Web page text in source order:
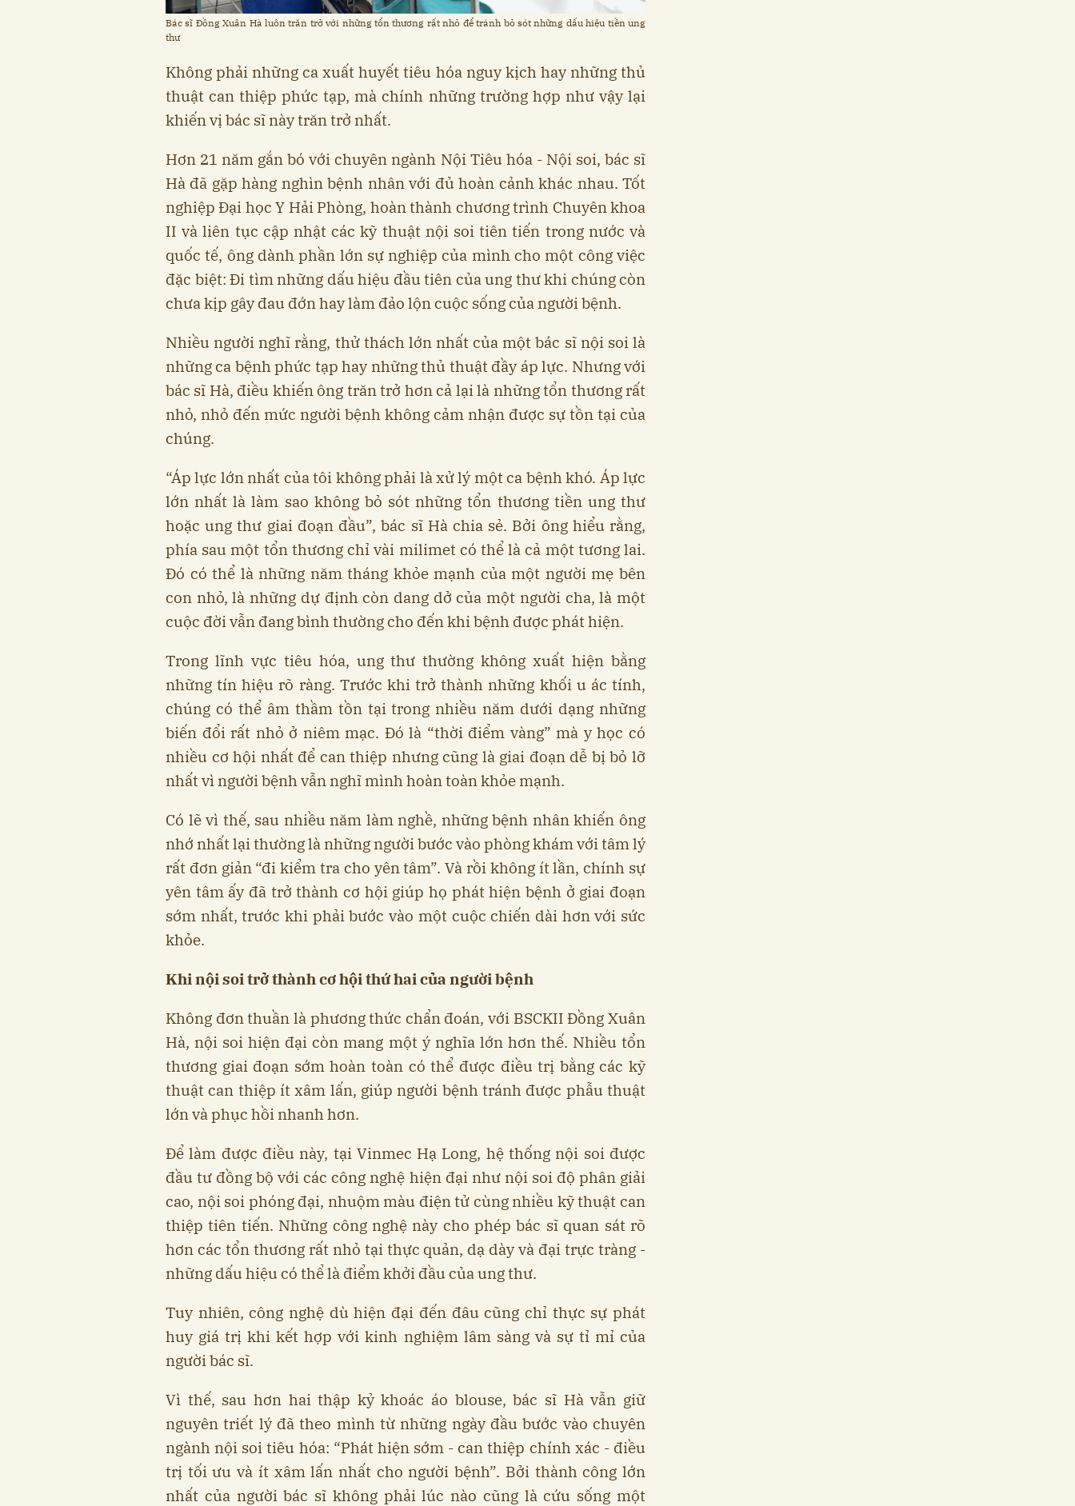
Bác sĩ Đồng Xuân Hà luôn trăn trở với những tổn thương rất nhỏ để tránh bỏ sót những dấu hiệu tiền ung
thư
Không phải những ca xuất huyết tiêu hóa nguy kịch hay những thủ
thuật can thiệp phức tạp, mà chính những trường hợp như vậy lại
khiến vị bác sĩ này trăn trở nhất.
Hơn 21 năm gắn bó với chuyên ngành Nội Tiêu hóa - Nội soi, bác sĩ
Hà đã gặp hàng nghìn bệnh nhân với đủ hoàn cảnh khác nhau. Tốt
nghiệp Đại học Y Hải Phòng, hoàn thành chương trình Chuyên khoa
II và liên tục cập nhật các kỹ thuật nội soi tiên tiến trong nước và
quốc tế, ông dành phần lớn sự nghiệp của mình cho một công việc
đặc biệt: Đi tìm những dấu hiệu đầu tiên của ung thư khi chúng còn
chưa kịp gây đau đớn hay làm đảo lộn cuộc sống của người bệnh.
Nhiều người nghĩ rằng, thử thách lớn nhất của một bác sĩ nội soi là
những ca bệnh phức tạp hay những thủ thuật đầy áp lực. Nhưng với
bác sĩ Hà, điều khiến ông trăn trở hơn cả lại là những tổn thương rất
nhỏ, nhỏ đến mức người bệnh không cảm nhận được sự tồn tại của
chúng.
“Áp lực lớn nhất của tôi không phải là xử lý một ca bệnh khó. Áp lực
lớn nhất là làm sao không bỏ sót những tổn thương tiền ung thư
hoặc ung thư giai đoạn đầu”, bác sĩ Hà chia sẻ. Bởi ông hiểu rằng,
phía sau một tổn thương chỉ vài milimet có thể là cả một tương lai.
Đó có thể là những năm tháng khỏe mạnh của một người mẹ bên
con nhỏ, là những dự định còn dang dở của một người cha, là một
cuộc đời vẫn đang bình thường cho đến khi bệnh được phát hiện.
Trong lĩnh vực tiêu hóa, ung thư thường không xuất hiện bằng
những tín hiệu rõ ràng. Trước khi trở thành những khối u ác tính,
chúng có thể âm thầm tồn tại trong nhiều năm dưới dạng những
biến đổi rất nhỏ ở niêm mạc. Đó là “thời điểm vàng” mà y học có
nhiều cơ hội nhất để can thiệp nhưng cũng là giai đoạn dễ bị bỏ lỡ
nhất vì người bệnh vẫn nghĩ mình hoàn toàn khỏe mạnh.
Có lẽ vì thế, sau nhiều năm làm nghề, những bệnh nhân khiến ông
nhớ nhất lại thường là những người bước vào phòng khám với tâm lý
rất đơn giản “đi kiểm tra cho yên tâm”. Và rồi không ít lần, chính sự
yên tâm ấy đã trở thành cơ hội giúp họ phát hiện bệnh ở giai đoạn
sớm nhất, trước khi phải bước vào một cuộc chiến dài hơn với sức
khỏe.
Khi nội soi trở thành cơ hội thứ hai của người bệnh
Không đơn thuần là phương thức chẩn đoán, với BSCKII Đồng Xuân
Hà, nội soi hiện đại còn mang một ý nghĩa lớn hơn thế. Nhiều tổn
thương giai đoạn sớm hoàn toàn có thể được điều trị bằng các kỹ
thuật can thiệp ít xâm lấn, giúp người bệnh tránh được phẫu thuật
lớn và phục hồi nhanh hơn.
Để làm được điều này, tại Vinmec Hạ Long, hệ thống nội soi được
đầu tư đồng bộ với các công nghệ hiện đại như nội soi độ phân giải
cao, nội soi phóng đại, nhuộm màu điện tử cùng nhiều kỹ thuật can
thiệp tiên tiến. Những công nghệ này cho phép bác sĩ quan sát rõ
hơn các tổn thương rất nhỏ tại thực quản, dạ dày và đại trực tràng -
những dấu hiệu có thể là điểm khởi đầu của ung thư.
Tuy nhiên, công nghệ dù hiện đại đến đâu cũng chỉ thực sự phát
huy giá trị khi kết hợp với kinh nghiệm lâm sàng và sự tỉ mỉ của
người bác sĩ.
Vì thế, sau hơn hai thập kỷ khoác áo blouse, bác sĩ Hà vẫn giữ
nguyên triết lý đã theo mình từ những ngày đầu bước vào chuyên
ngành nội soi tiêu hóa: “Phát hiện sớm - can thiệp chính xác - điều
trị tối ưu và ít xâm lấn nhất cho người bệnh”. Bởi thành công lớn
nhất của người bác sĩ không phải lúc nào cũng là cứu sống một